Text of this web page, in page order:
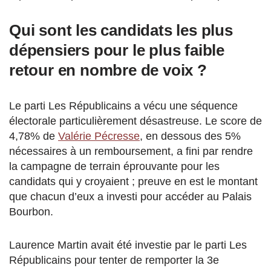
Qui sont les candidats les plus
dépensiers pour le plus faible
retour en nombre de voix ?
Le parti Les Républicains a vécu une séquence
électorale particulièrement désastreuse. Le score de
4,78% de Valérie Pécresse, en dessous des 5%
nécessaires à un remboursement, a fini par rendre
la campagne de terrain éprouvante pour les
candidats qui y croyaient ; preuve en est le montant
que chacun d’eux a investi pour accéder au Palais
Bourbon.
Laurence Martin avait été investie par le parti Les
Républicains pour tenter de remporter la 3e